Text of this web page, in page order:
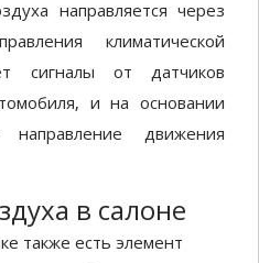
направляется через
климатической
сигналы от датчиков
и на основании
движения
в салоне
также есть элемент